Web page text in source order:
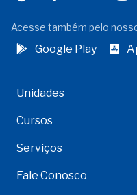
Acesse também pelo
Google Play
Unidades
Cursos
Serviços
Fale Conosco